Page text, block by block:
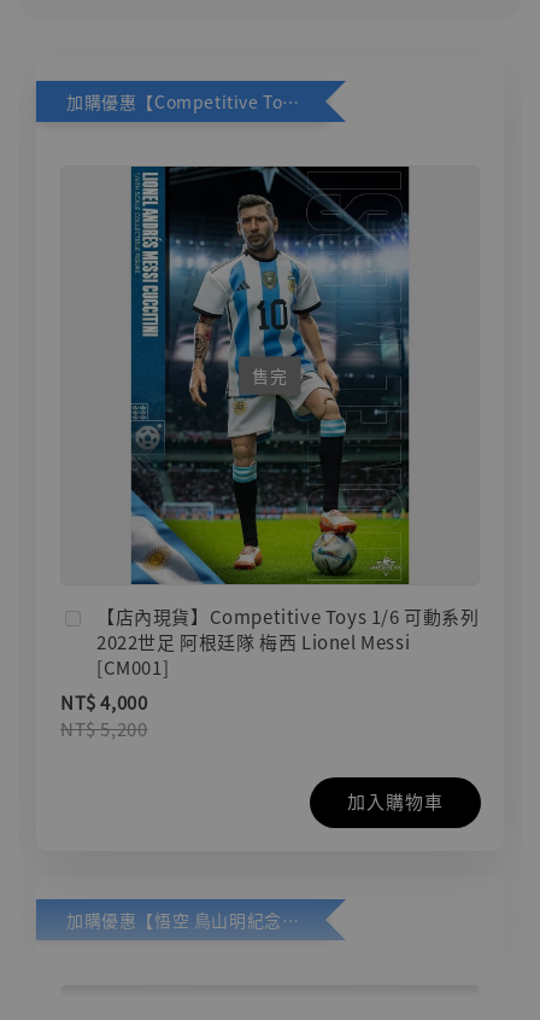
加購優惠【Competitive Toys 梅西 [CM001]】
售完
【店內現貨】Competitive Toys 1/6 可動系列
2022世足 阿根廷隊 梅西 Lionel Messi
[CM001]
NT$ 4,000
NT$ 5,200
加入購物車
加購優惠【悟空 鳥山明紀念款 [奇蹟工作室]】